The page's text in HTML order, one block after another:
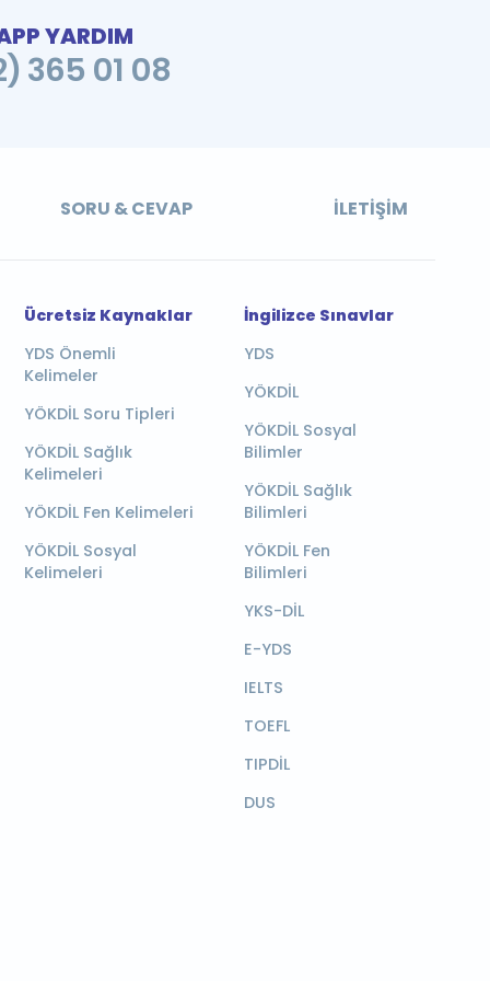
YARDIM
365 01 08
SORU & CEVAP İLETIŞIM
Ücretsiz Kaynaklar
YDS Önemli
Kelimeler
YÖKDİL Soru Tipleri
YÖKDİL Sağlık
Kelimeleri
YÖKDİL Fen Kelimeleri
YÖKDİL Sosyal
Kelimeleri
İngilizce Sınavlar
YDS
YÖKDİL
YÖKDİL Sosyal
Bilimler
YÖKDİL Sağlık
Bilimleri
YÖKDİL Fen
Bilimleri
YKS-DİL
E-YDS
IELTS
TOEFL
TIPDİL
DUS